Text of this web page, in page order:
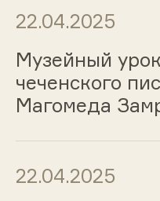
22.04.2025
Музейный
чеченского
Магомеда
22.04.2025